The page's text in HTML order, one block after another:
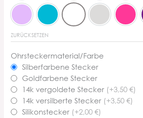
Flieder Pfefferminz
Weiß Customize
ZURÜCKSETZEN
Ohrsteckermaterial/Farbe
Silberfarbene Stecker
Goldfarbene Stecker
14k vergoldete Stecker (+3,50 €)
14k versilberte Stecker (+3,50 €)
Silikonstecker (+2,00 €)